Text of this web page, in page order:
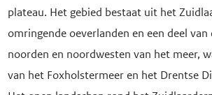
plateau. Het gebied bestaat uit het
omringende oeverlanden en een deel
noorden en noordwesten van het meer,
van het Foxholstermeer en het Drentse